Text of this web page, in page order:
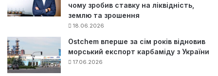
чому зробив ставку на ліквідність,
землю та зрошення
18.06.2026
Ostchem вперше за сім років відновив
морський експорт карбаміду з України
17.06.2026